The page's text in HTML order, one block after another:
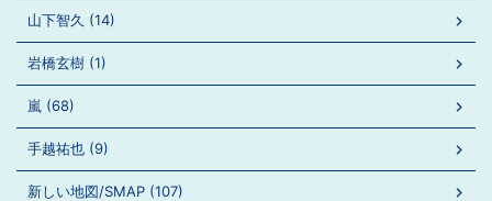
山下智久 (14)
岩橋玄樹 (1)
嵐 (68)
手越祐也 (9)
新しい地図/SMAP (107)